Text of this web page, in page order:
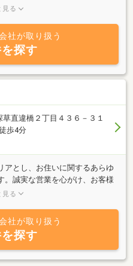
実しています。敷礼ナシ・ペッ
す。アパート・マンション・貸
イプもございます。同志社大
谷大学へ通学される方の学生用
アだけではなく周辺のご案内も
る物件も多数ございます。人気
があり、買物・飲食店等充実し
学校、伏見板橋小学校、伏見
件も多数あります。
見る
社が取り扱う
探す
直違橋２丁目４３６－３１
歩4分
とし、お住いに関するあらゆ
。誠実な営業を心がけ、お客様
させていただきます。弊社のあ
け継ぐ商業拠点である一方、京
も便利な場所です。近くには龍
教育大学もあり、学生街という
けの１ルームからファミリー様
マンションのご購入・ご売却な
見る
社が取り扱う
探す